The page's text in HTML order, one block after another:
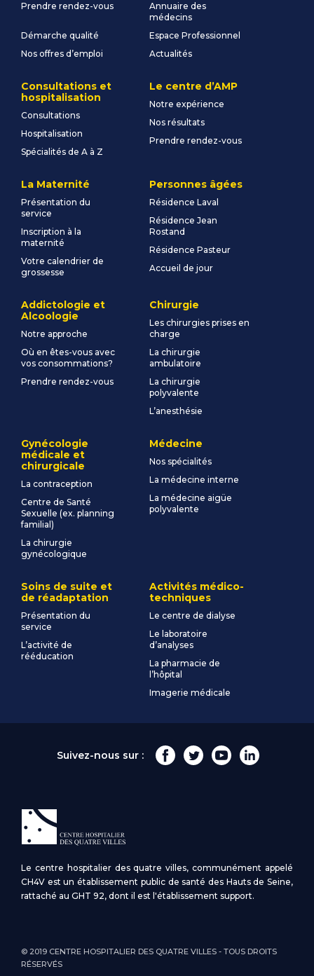
Prendre rendez-vous
Annuaire des
médecins
Démarche qualité
Espace Professionnel
Nos offres d’emploi
Actualités
Consultations et
hospitalisation
Consultations
Hospitalisation
Spécialités de A à Z
Le centre d’AMP
Notre expérience
Nos résultats
Prendre rendez-vous
La Maternité
Présentation du
service
Inscription à la
maternité
Votre calendrier de
grossesse
Personnes âgées
Résidence Laval
Résidence Jean
Rostand
Résidence Pasteur
Accueil de jour
Addictologie et
Alcoologie
Notre approche
Où en êtes-vous avec
vos consommations?
Prendre rendez-vous
Chirurgie
Les chirurgies prises en
charge
La chirurgie
ambulatoire
La chirurgie
polyvalente
L’anesthésie
Gynécologie
médicale et
chirurgicale
La contraception
Centre de Santé
Sexuelle (ex. planning
familial)
La chirurgie
gynécologique
Médecine
Nos spécialités
La médecine interne
La médecine aigüe
polyvalente
Soins de suite et
de réadaptation
Présentation du
service
L’activité de
rééducation
Activités médico-
techniques
Le centre de dialyse
Le laboratoire
d’analyses
La pharmacie de
l’hôpital
Imagerie médicale
Suivez-nous sur :
Le centre hospitalier des quatre villes, communément appelé
CH4V est un établissement public de santé des Hauts de Seine,
rattaché au GHT 92, dont il est l'établissement support.
© 2019 CENTRE HOSPITALIER DES QUATRE VILLES - TOUS DROITS
RÉSERVÉS